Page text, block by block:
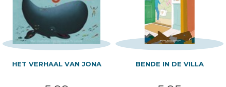
HET VERHAAL VAN JONA BENDE IN DE VILLA